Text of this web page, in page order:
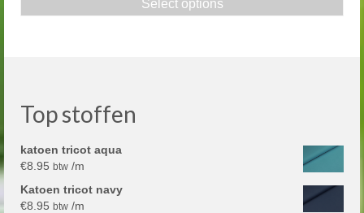
Select options
Top stoffen
katoen tricot aqua
€8.95 btw /m
Katoen tricot navy
€8.95 btw /m